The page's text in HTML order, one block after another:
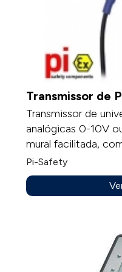
Transmissor de
Transmissor de
analógicas 0-10V
mural facilitada,
receber sondas de
mistas de
de pressão, modulo
Pi-Safety